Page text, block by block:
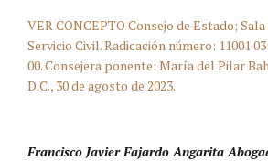
VER CONCEPTO Consejo de Estado;
Servicio Civil. Radicación número: 11001 03
00. Consejera ponente: María del Pilar
D.C., 30 de agosto de 2023.
Francisco Javier Fajardo Angarita